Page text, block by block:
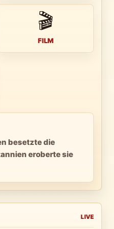
🎬
FILM
besetzte die
eroberte sie
LIVE